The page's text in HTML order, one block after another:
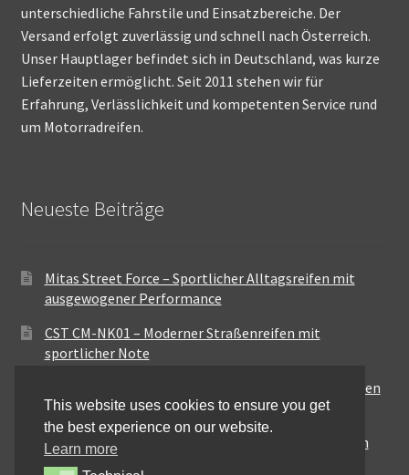
unterschiedliche Fahrstile und Einsatzbereiche. Der
Versand erfolgt zuverlässig und schnell nach Österreich.
Unser Hauptlager befindet sich in Deutschland, was kurze
Lieferzeiten ermöglicht. Seit 2011 stehen wir für
Erfahrung, Verlässlichkeit und kompetenten Service rund
um Motorradreifen.
Neueste Beiträge
Mitas Street Force – Sportlicher Alltagsreifen mit
ausgewogener Performance
CST CM-NK01 – Moderner Straßenreifen mit
sportlicher Note
Maxxis MA-ST3 – Ausgewogener Sport-Touring-Reifen
für vielseitige Einsätze
Pirelli City Demon – Zuverlässigkeit für den urbanen
Alltag
This website uses cookies to ensure you get
the best experience on our website.
Learn more